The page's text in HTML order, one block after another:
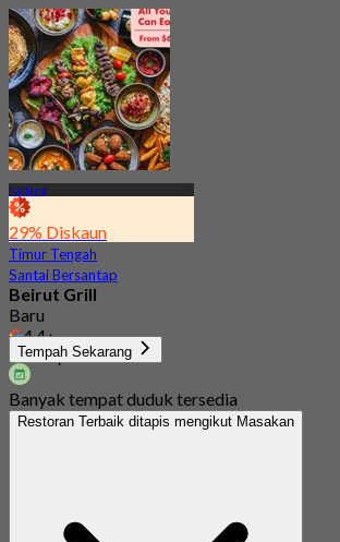
Kallang
29% Diskaun
Timur Tengah
Santai Bersantap
Beirut Grill
Baru
4.4
DariS$ 49.5
Tempah Sekarang
Banyak tempat duduk tersedia
Restoran Terbaik ditapis mengikut Masakan